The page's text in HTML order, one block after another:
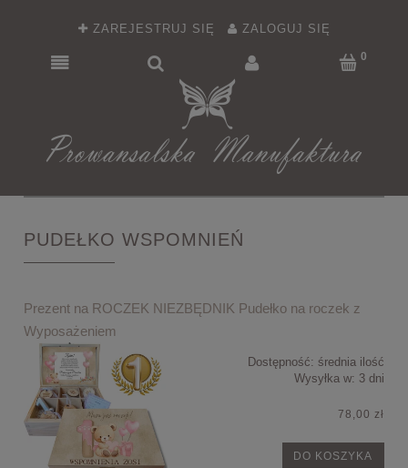
ZAREJESTRUJ SIĘ ZALOGUJ SIĘ
PUDEŁKO WSPOMNIEŃ
Prezent na ROCZEK NIEZBĘDNIK Pudełko na roczek z
Wyposażeniem
Dostępność: średnia ilość
Wysyłka w: 3 dni
78,00 zł
DO KOSZYKA